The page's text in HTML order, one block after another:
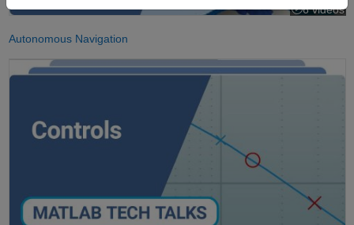
6 videos
Autonomous Navigation